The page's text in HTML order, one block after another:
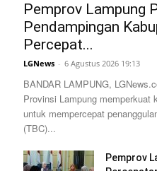
Pemprov Lampung
Pendampingan
Percepat...
LGNews - 6 Agustus 2026 19:13
BANDAR LAMPUNG,
Provinsi Lampung memperkuat
untuk mempercepat
(TBC)...
Pemprov